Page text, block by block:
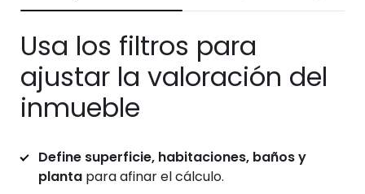
Usa los filtros para
ajustar la valoración del
inmueble
Define superficie, habitaciones, baños y
planta para afinar el cálculo.